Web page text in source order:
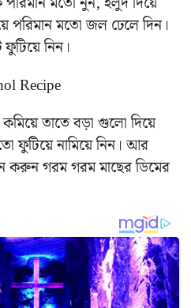
পরিমান মতো জল ঢেলে দিন।
নিন।
তাতে বড়া গুলো দিয়ে
ফুটিয়ে নামিয়ে নিন। আর
করুন গরম গরম মাছের ডিমের